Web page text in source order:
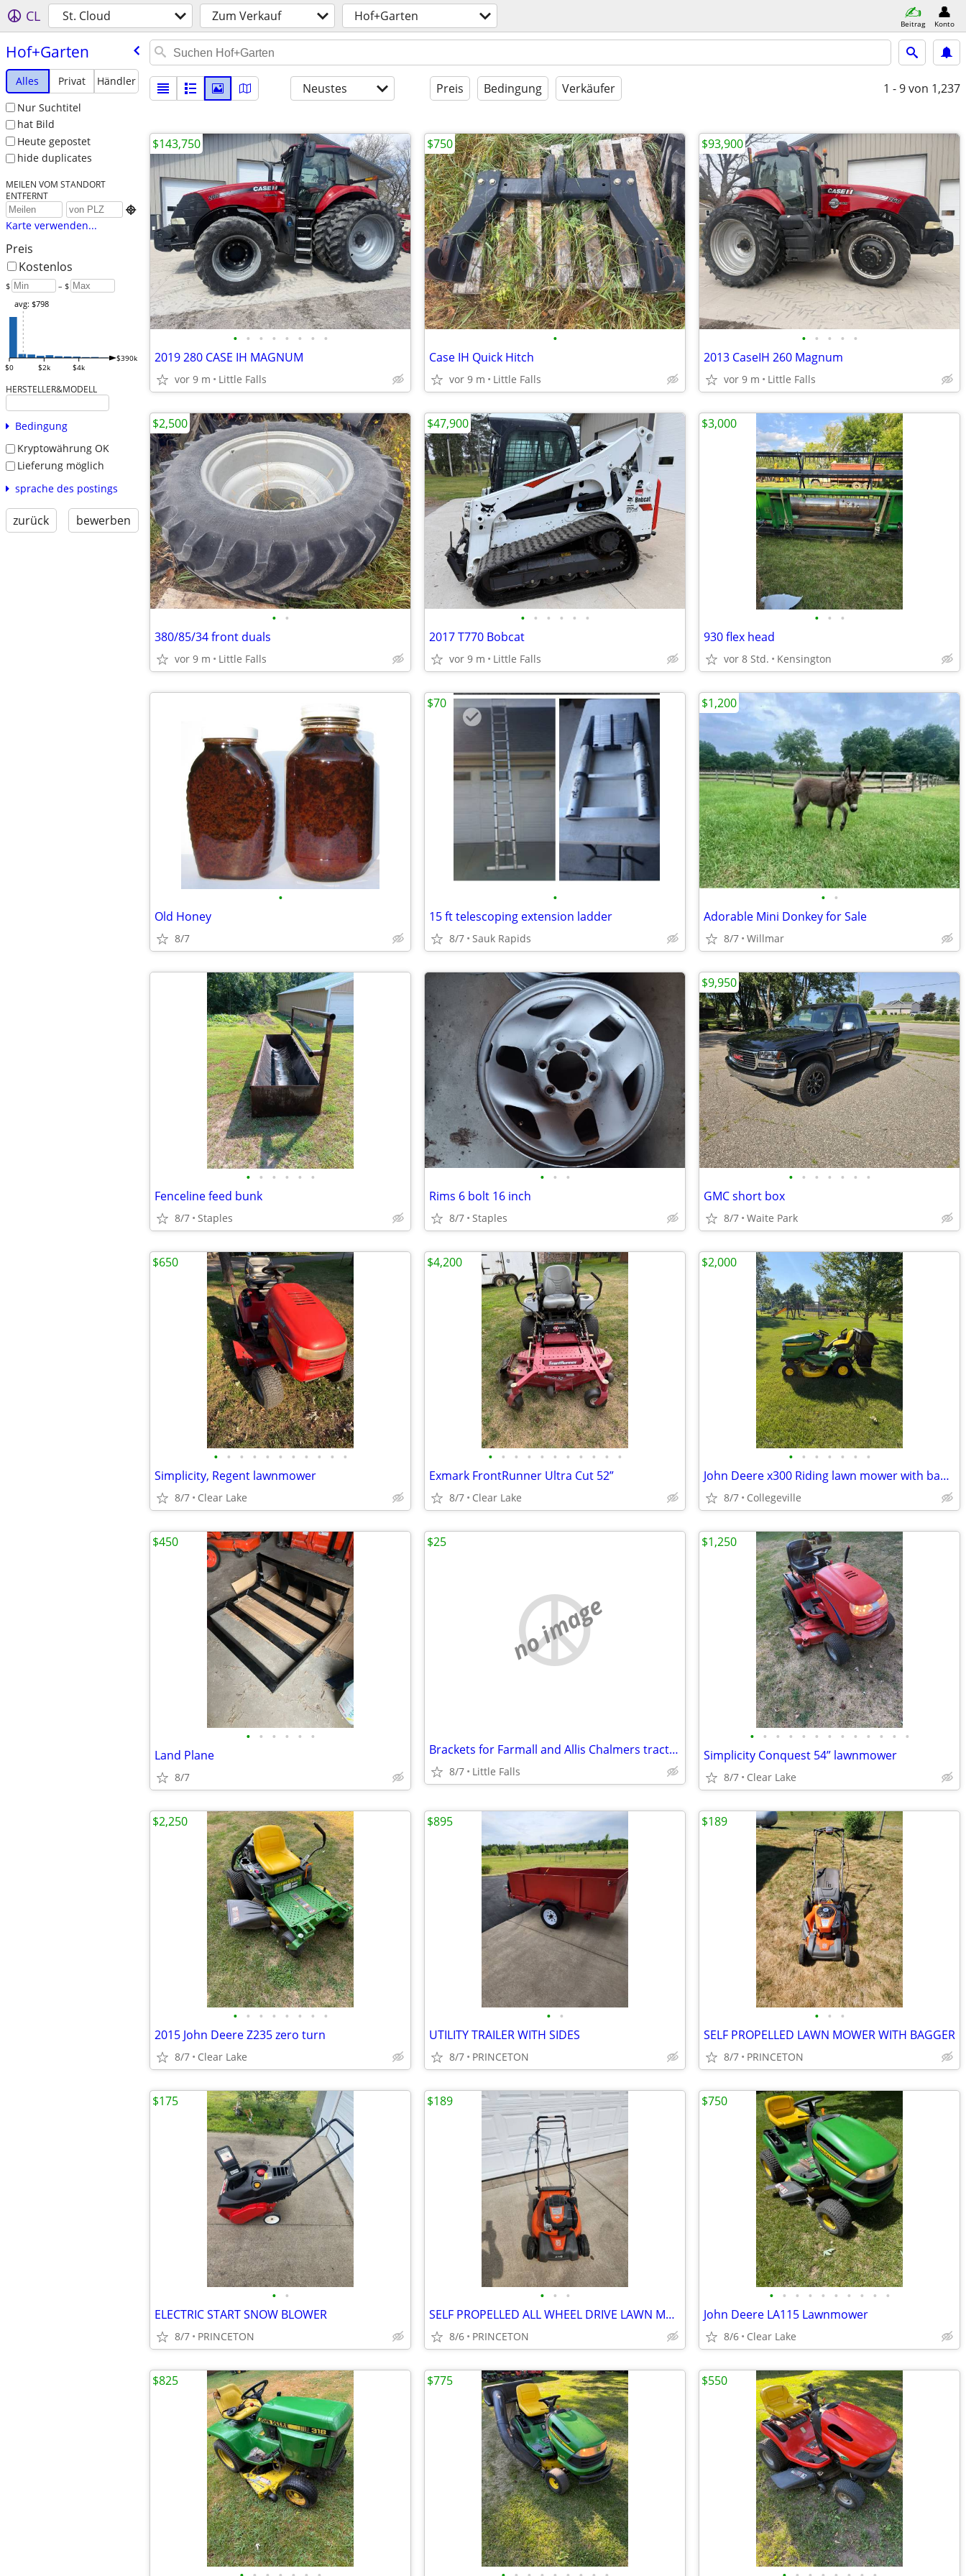
CL St. Cloud Zum Verkauf Hof+Garten Beitrag Konto
Hof+Garten
Alles Privat
Händler
Nur Suchtitel
hat Bild
Heute gepostet
hide duplicates
MEILEN VOM STANDORT
ENTFERNT

Karte verwenden...
Preis
Kostenlos
$ – $
$0 $2k $4k
$390k
avg: $798
HERSTELLER&MODELL
Bedingung
Kryptowährung OK
Lieferung möglich
sprache des postings
zurück bewerben
Neustes Preis Bedingung Verkäufer 1 - 9von 1,237
• • • • • • • •
2019 280 CASE IH MAGNUM
vor 9 m Little Falls
$143,750
•
Case IH Quick Hitch
vor 9 m Little Falls
$750
• • • • •
2013 CaseIH 260 Magnum
vor 9 m Little Falls
$93,900
• •
380/85/34 front duals
vor 9 m Little Falls
$2,500
• • • • • •
2017 T770 Bobcat
vor 9 m Little Falls
$47,900
• • •
930 flex head
vor 8 Std. Kensington
$3,000
•
Old Honey
8/7
•
15 ft telescoping extension ladder
8/7 Sauk Rapids
$70
• •
Adorable Mini Donkey for Sale
8/7 Willmar
$1,200
• • • • • •
Fenceline feed bunk
8/7 Staples
• • •
Rims 6 bolt 16 inch
8/7 Staples
• • • • • • •
GMC short box
8/7 Waite Park
$9,950
• • • • • • • • • • •
Simplicity, Regent lawnmower
8/7 Clear Lake
$650
• • • • • • • • • • •
Exmark FrontRunner Ultra Cut 52”
8/7 Clear Lake
$4,200
• • • • • • •
John Deere x300 Riding lawn mower with bagger
8/7 Collegeville
$2,000
• • • • • •
Land Plane
8/7
$450
no image
Brackets for Farmall and Allis Chalmers tractors
8/7 Little Falls
$25
• • • • • • • • • • • • •
Simplicity Conquest 54” lawnmower
8/7 Clear Lake
$1,250
• • • • • • • •
2015 John Deere Z235 zero turn
8/7 Clear Lake
$2,250
• •
UTILITY TRAILER WITH SIDES
8/7 PRINCETON
$895
• • •
SELF PROPELLED LAWN MOWER WITH BAGGER
8/7 PRINCETON
$189
• •
ELECTRIC START SNOW BLOWER
8/7 PRINCETON
$175
• • •
SELF PROPELLED ALL WHEEL DRIVE LAWN MOWER
8/6 PRINCETON
$189
• • • • • • • • • •
John Deere LA115 Lawnmower
8/6 Clear Lake
$750
$825 $775 $550